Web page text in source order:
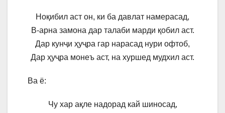
Ноқибил аст он, ки ба давлат намерасад,
В-арна замона дар талаби марди қобил аст.
Дар кунҷи ҳуҷра гар нарасад нури офтоб,
Дар ҳуҷра монеъ аст, на хуршед мудхил аст.
Ва ё:
Чу хар ақле надорад кай шиносад,